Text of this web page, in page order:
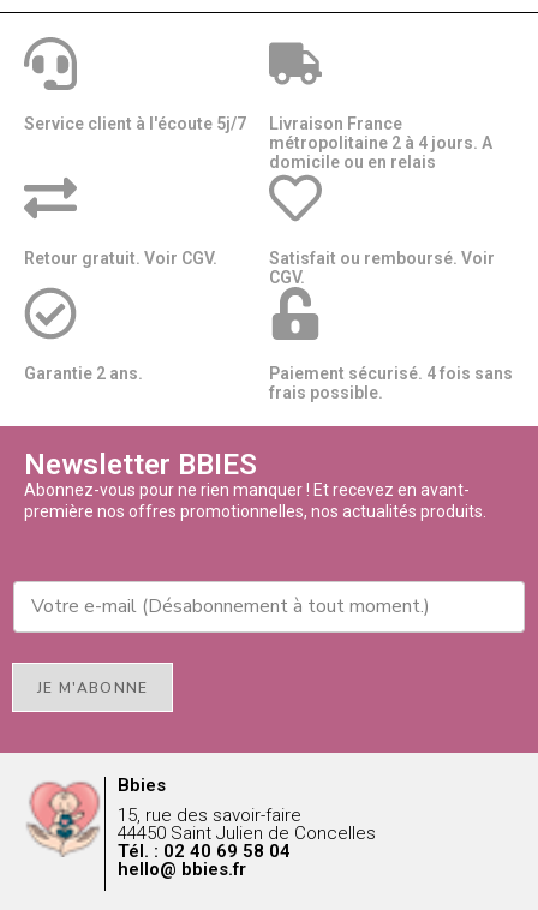
Service client à l'écoute 5j/7
Livraison France
métropolitaine 2 à 4 jours. A
domicile ou en relais​​
Retour gratuit. Voir CGV.
Satisfait ou remboursé. Voir
CGV.
Garantie 2 ans.
Paiement sécurisé. 4 fois sans
frais possible.
Newsletter BBIES
Abonnez-vous pour ne rien manquer ! Et recevez en avant-
première nos offres promotionnelles, nos actualités produits.
JE M'ABONNE
Bbies
15, rue des savoir-faire
44450 Saint Julien de Concelles
Tél. : 02 40 69 58 04
hello@ bbies.fr